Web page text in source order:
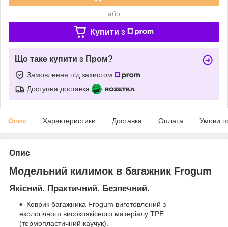
або
Купити з
Що таке купити з Пром?
Замовлення під захистом
Доступна доставка
Опис Характеристики Доставка Оплата Умови
Опис
Модельний килимок в багажник Frogum
Якісний. Практичний. Безпечний.
Коврик багажника Frogum виготовлений з
екологічного високоякісного матеріалу TPE
(термопластичний каучук).